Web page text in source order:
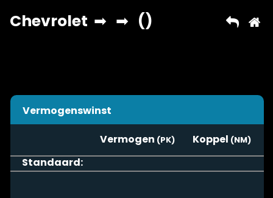
Vermogenswinst
Vermogen
Koppel
Standaard: